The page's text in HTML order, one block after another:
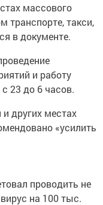
массового
транспорте, такси,
в документе.
и работу
23 до 6 часов.
других местах
«усилить
проводить не
на 100 тыс.